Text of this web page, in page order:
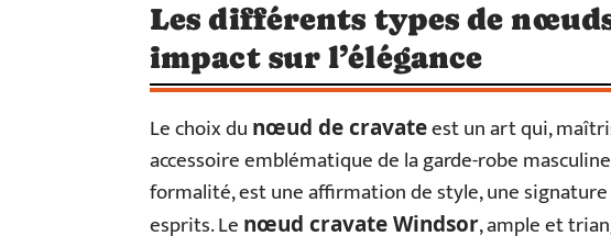
Les différents types de
impact sur l’élégance
Le choix du nœud de cravateest un art qui,
accessoire emblématique de la garde-robe
formalité, est une affirmation de style, une
esprits. Le nœud cravate Windsor, ample et